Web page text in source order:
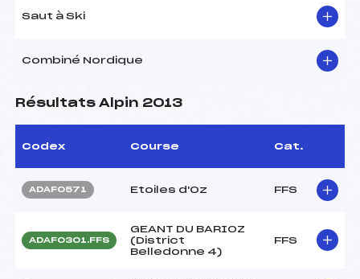
Saut à Ski
Combiné Nordique
Résultats Alpin 2013
Codex Course Cat.
ADAF0571 Etoiles d'Oz FFS
ADAF0301.FFS
GEANT DU BARIOZ
(District
Belledonne 4)
FFS